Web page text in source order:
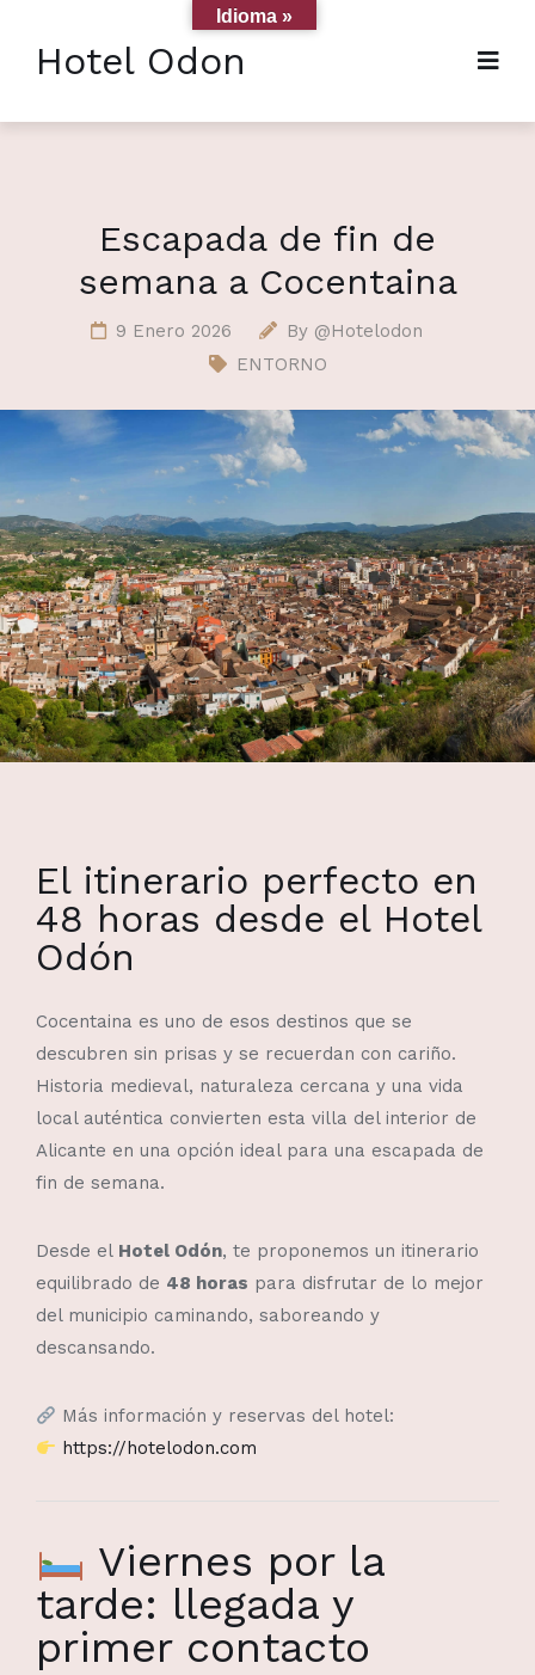
Hotel Odon
Escapada de fin de
semana a Cocentaina
9 Enero 2026 By @Hotelodon
ENTORNO
El itinerario perfecto en
48 horas desde el Hotel
Odón
Cocentaina es uno de esos destinos que se
descubren sin prisas y se recuerdan con cariño.
Historia medieval, naturaleza cercana y una vida
local auténtica convierten esta villa del interior de
Alicante en una opción ideal para una escapada de
fin de semana.
Desde el Hotel Odón, te proponemos un itinerario
equilibrado de 48 horas para disfrutar de lo mejor
del municipio caminando, saboreando y
descansando.
Más información y reservas del hotel:
https://hotelodon.com
Viernes por la
tarde: llegada y
primer contacto
Idioma »